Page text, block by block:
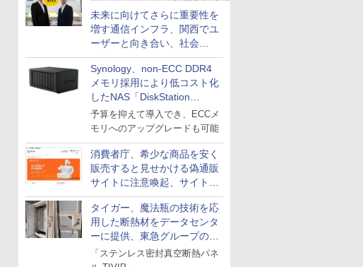
未来に向けてさらに重要性を
増す通信インフラ、関西でユ
ーザーと向き合い、社会
の“あたらしい”を起動し続け
る～オプテージ
Synology、non-ECC DDR4
メモリ採用により低コスト化
したNAS「DiskStation
neo+」シリーズ
予算を抑えて導入でき、ECCメ
モリへのアップグレードも可能
消費者庁、希少な商品を安く
販売すると見せかける偽通販
サイトに注意喚起、サイト名
とドメイン名を公表
タイガー、魔法瓶の技術を応
用した断熱材をデータセンタ
ーに提供、東急グループの実
証実験で
「ステンレス密封真空断熱パネ